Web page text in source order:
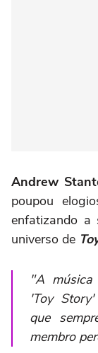
Andrew
poupou
enfatizando a
universo de
"A música
'Toy
que
membro